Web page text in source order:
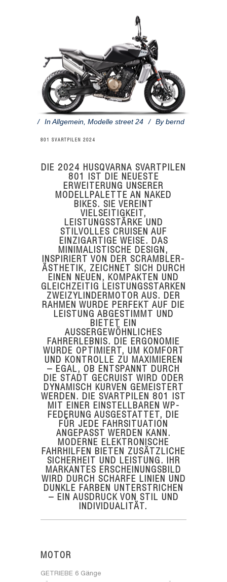
InAllgemein, Modelle street 24 By bernd
801 SVARTPILEN 2024
DIE 2024 HUSQVARNA SVARTPILEN
801 IST DIE NEUESTE
ERWEITERUNG UNSERER
MODELLPALETTE AN NAKED
BIKES. SIE VEREINT
VIELSEITIGKEIT,
LEISTUNGSSTÄRKE UND
STILVOLLES CRUISEN AUF
EINZIGARTIGE WEISE. DAS
MINIMALISTISCHE DESIGN,
INSPIRIERT VON DER SCRAMBLER-
ÄSTHETIK, ZEICHNET SICH DURCH
EINEN NEUEN, KOMPAKTEN UND
GLEICHZEITIG LEISTUNGSSTARKEN
ZWEIZYLINDERMOTOR AUS. DER
RAHMEN WURDE PERFEKT AUF DIE
LEISTUNG ABGESTIMMT UND
BIETET EIN
AUSSERGEWÖHNLICHES F
AHRERLEBNIS. DIE ERGONOMIE W
URDE OPTIMIERT, UM KOMFORT U
ND KONTROLLE ZU MAXIMIEREN –
EGAL, OB ENTSPANNT DURCH D
IE STADT GECRUIST WIRD ODER D
YNAMISCH KURVEN GEMEISTERT W
ERDEN. DIE SVARTPILEN 801 IST M
IT EINER EINSTELLBAREN WP-F
EDERUNG AUSGESTATTET, DIE F
ÜR JEDE FAHRSITUATION A
NGEPASST WERDEN KANN. M
ODERNE ELEKTRONISCHE F
AHRHILFEN BIETEN ZUSÄTZLICHE S
ICHERHEIT UND LEISTUNG. IHR M
ARKANTES ERSCHEINUNGSBILD W
IRD DURCH SCHARFE LINIEN UND D
UNKLE FARBEN UNTERSTRICHEN –
EIN AUSDRUCK VON STIL UND I
NDIVIDUALITÄT.
MOTOR
GETRIEBE 6 Gänge